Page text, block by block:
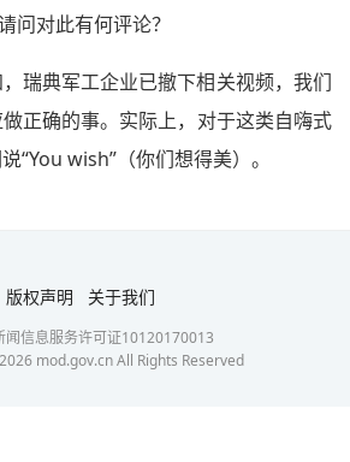
问对此有何评论？
瑞典军工企业已撤下相关视频，我们
正确的事。实际上，对于这类自嗨式
“You wish”（你们想得美）。
版权声明 关于我们
闻信息服务许可证10120170013
mod.gov.cn All Rights Reserved